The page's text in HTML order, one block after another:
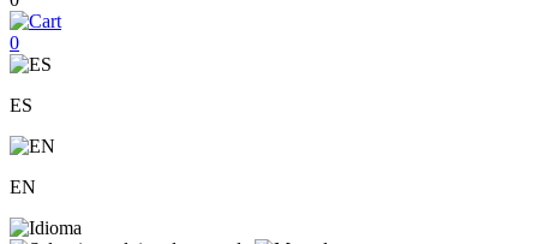
0
ES
EN